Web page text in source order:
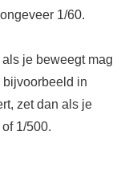
1/60.
als je beweegt mag
bijvoorbeeld in
zet dan als je
1/500.